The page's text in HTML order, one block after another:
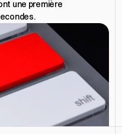
une première